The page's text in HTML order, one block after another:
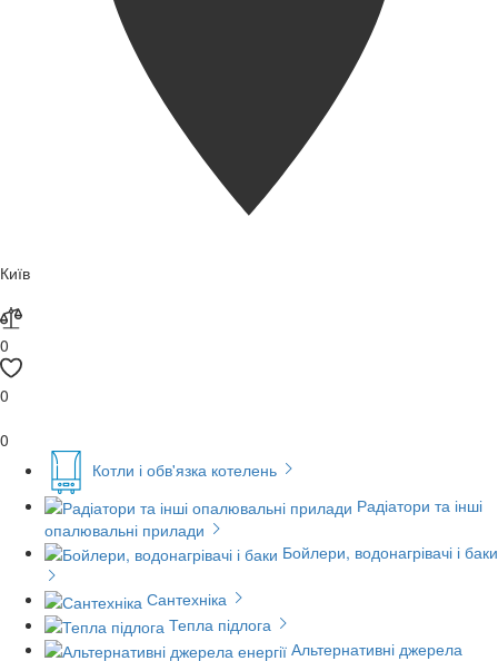
Київ
0
0
0
Котли і обв'язка котелень
Радіатори та інші
опалювальні прилади
Бойлери, водонагрівачі і баки
Сантехніка
Тепла підлога
Альтернативні джерела